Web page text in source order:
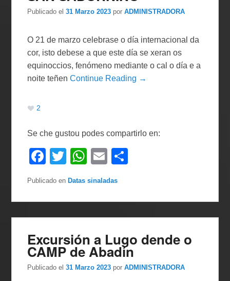
Publicado el31 Marzo 2023 porADMINISTRADORA
O 21 de marzo celebrase o día internacional da
cor, isto debese a que este día se xeran os
equinoccios, fenómeno mediante o cal o día e a
noite teñenContinue Reading →
2
Se che gustou podes compartirlo en:
F
c
e
b
o
o
k
T
tt
er
W
at
s
A
p
p
E
ail
p
ar
tir
Publicado en Datas sinaladas
Excursión a Lugo dende o
CAMP de Abadín
Publicado el31 Marzo 2023 porADMINISTRADORA